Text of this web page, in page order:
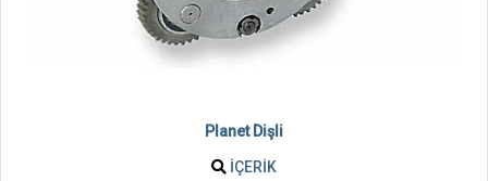
Planet Dişli
İÇERIK